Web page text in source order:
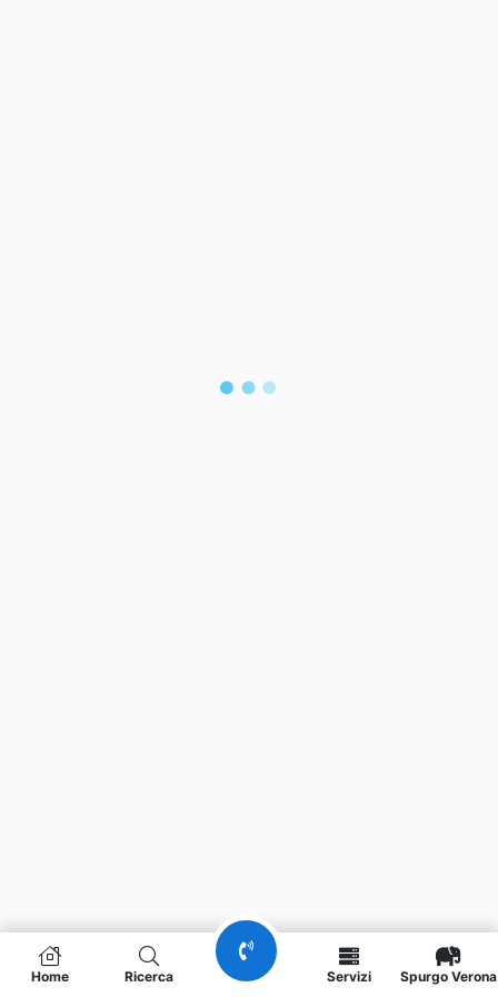
Home Ricerca Servizi Spurgo Verona